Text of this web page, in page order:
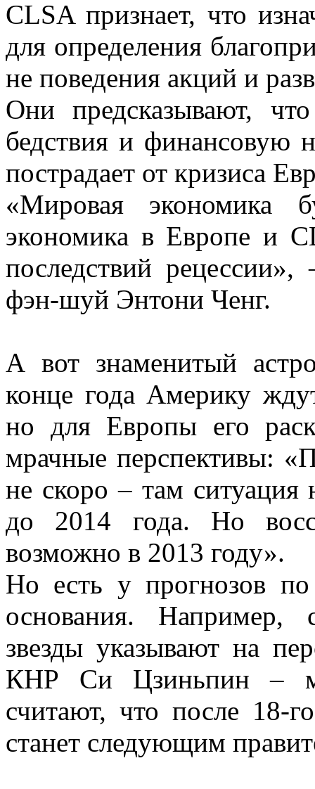
CLSA признает, что
для определения
не поведения акций и
Они предсказывают,
бедствия и финансовую
пострадает от кризиса
«Мировая экономика
экономика в Европе и
последствий рецессии»,
фэн-шуй Энтони Ченг.
А вот знаменитый
конце года Америку
но для Европы его
мрачные перспективы:
не скоро – там
до 2014 года. Но
возможно в 2013 году».
Но есть у прогнозов
основания. Например,
звезды указывают на
КНР Си Цзиньпин –
считают, что после 18-
станет следующим